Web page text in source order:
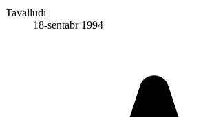
Tavalludi
18-sentabr 1994